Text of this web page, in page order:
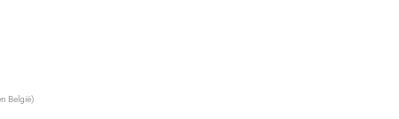
België)